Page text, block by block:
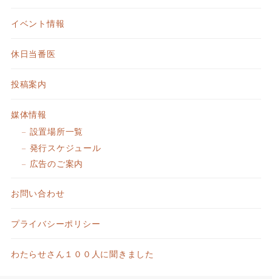
イベント情報
休日当番医
投稿案内
媒体情報
設置場所一覧
発行スケジュール
広告のご案内
お問い合わせ
プライバシーポリシー
わたらせさん１００人に聞きました